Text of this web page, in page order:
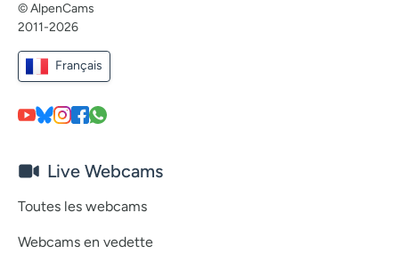
© AlpenCams
2011-2026
Français
Live Webcams
Toutes les webcams
Webcams en vedette